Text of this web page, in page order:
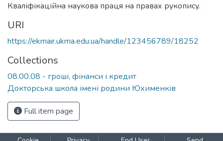
Кваліфікаційна наукова праця на правах рукопису.
URI
https://ekmair.ukma.edu.ua/handle/123456789/18252
Collections
08.00.08 - гроші, фінанси і кредит
Докторська школа імені родини Юхименків
Full item page